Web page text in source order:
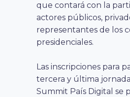
que contará con la
actores públicos,
representantes de los
presidenciales.
Las inscripciones para
tercera y última jornada
Summit País Digital se